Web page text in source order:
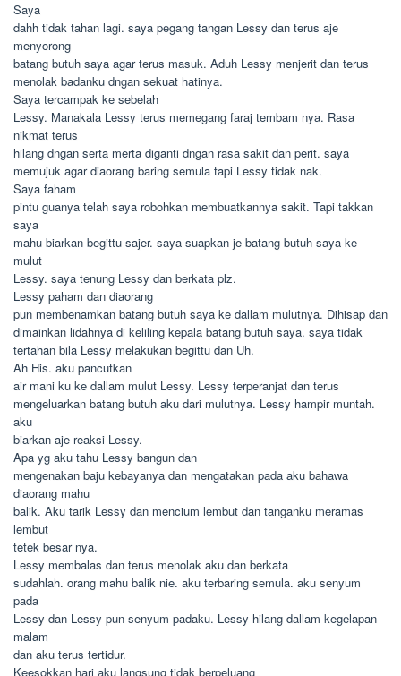
Saya
dahh tidak tahan lagi. saya pegang tangan Lessy dan terus aje
menyorong
batang butuh saya agar terus masuk. Aduh Lessy menjerit dan terus
menolak badanku dngan sekuat hatinya.
Saya tercampak ke sebelah
Lessy. Manakala Lessy terus memegang faraj tembam nya. Rasa
nikmat terus
hilang dngan serta merta diganti dngan rasa sakit dan perit. saya
memujuk agar diaorang baring semula tapi Lessy tidak nak.
Saya faham
pintu guanya telah saya robohkan membuatkannya sakit. Tapi takkan
saya
mahu biarkan begittu sajer. saya suapkan je batang butuh saya ke
mulut
Lessy. saya tenung Lessy dan berkata plz.
Lessy paham dan diaorang
pun membenamkan batang butuh saya ke dallam mulutnya. Dihisap dan
dimainkan lidahnya di keliling kepala batang butuh saya. saya tidak
tertahan bila Lessy melakukan begittu dan Uh.
Ah His. aku pancutkan
air mani ku ke dallam mulut Lessy. Lessy terperanjat dan terus
mengeluarkan batang butuh aku dari mulutnya. Lessy hampir muntah.
aku
biarkan aje reaksi Lessy.
Apa yg aku tahu Lessy bangun dan
mengenakan baju kebayanya dan mengatakan pada aku bahawa
diaorang mahu
balik. Aku tarik Lessy dan mencium lembut dan tanganku meramas
lembut
tetek besar nya.
Lessy membalas dan terus menolak aku dan berkata
sudahlah. orang mahu balik nie. aku terbaring semula. aku senyum
pada
Lessy dan Lessy pun senyum padaku. Lessy hilang dallam kegelapan
malam
dan aku terus tertidur.
Keesokkan hari aku langsung tidak berpeluang